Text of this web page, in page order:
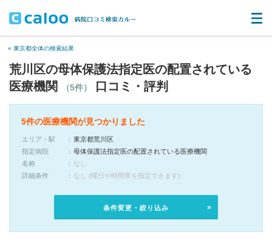
« 東京都全体の検索結果
荒川区の母体保護法指定医の配置されている
医療機関
（5件） 口コミ・評判
5件の医療機関が見つかりました
エリア・駅
東京都荒川区
指定病院
母体保護法指定医の配置されている医療機関
名称
なし
詳細条件
なし (曜日や時間帯を指定できます)
条件変更・絞り込み